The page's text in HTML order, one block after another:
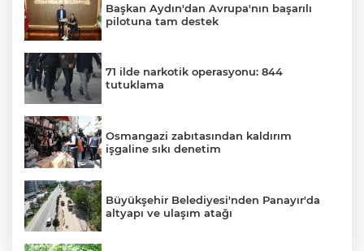
Başkan Aydın'dan Avrupa'nın başarılı
pilotuna tam destek
71 ilde narkotik operasyonu: 844
tutuklama
Osmangazi zabıtasından kaldırım
işgaline sıkı denetim
Büyükşehir Belediyesi'nden Panayır'da
altyapı ve ulaşım atağı